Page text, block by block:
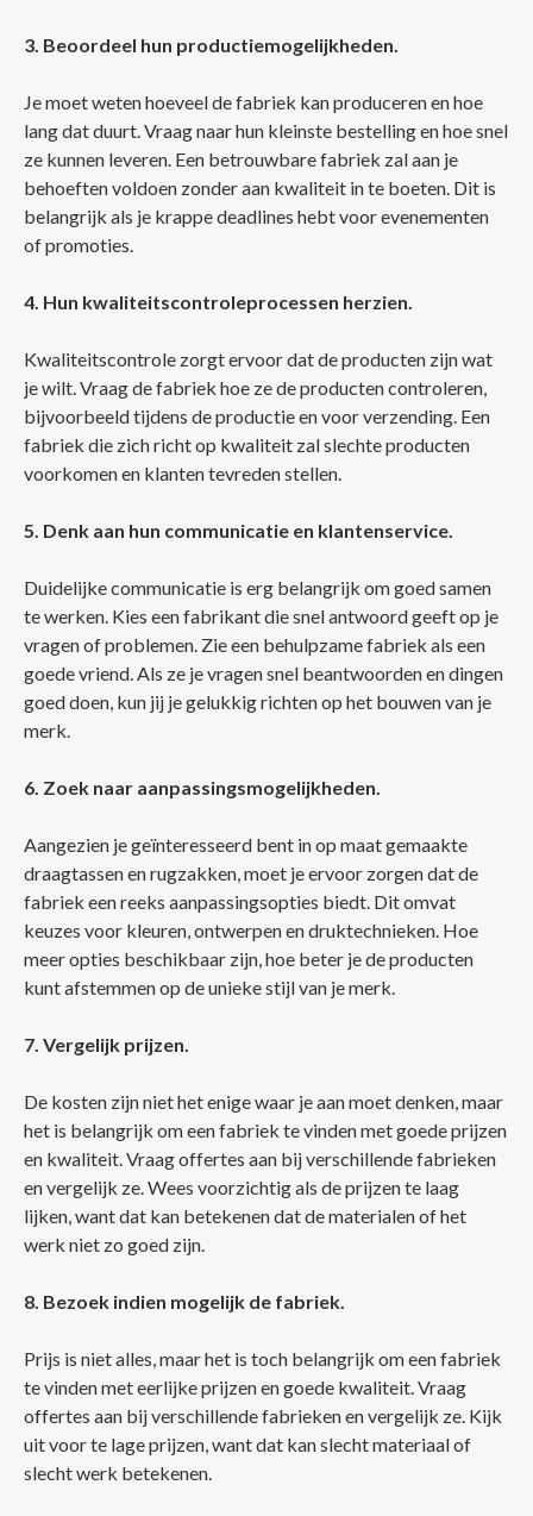
3. Beoordeel hun productiemogelijkheden.
Je moet weten hoeveel de fabriek kan produceren en hoe
lang dat duurt. Vraag naar hun kleinste bestelling en hoe snel
ze kunnen leveren. Een betrouwbare fabriek zal aan je
behoeften voldoen zonder aan kwaliteit in te boeten. Dit is
belangrijk als je krappe deadlines hebt voor evenementen
of promoties.
4. Hun kwaliteitscontroleprocessen herzien.
Kwaliteitscontrole zorgt ervoor dat de producten zijn wat
je wilt. Vraag de fabriek hoe ze de producten controleren,
bijvoorbeeld tijdens de productie en voor verzending. Een
fabriek die zich richt op kwaliteit zal slechte producten
voorkomen en klanten tevreden stellen.
5. Denk aan hun communicatie en klantenservice.
Duidelijke communicatie is erg belangrijk om goed samen
te werken. Kies een fabrikant die snel antwoord geeft op je
vragen of problemen. Zie een behulpzame fabriek als een
goede vriend. Als ze je vragen snel beantwoorden en dingen
goed doen, kun jij je gelukkig richten op het bouwen van je
merk.
6. Zoek naar aanpassingsmogelijkheden.
Aangezien je geïnteresseerd bent in op maat gemaakte
draagtassen en rugzakken, moet je ervoor zorgen dat de
fabriek een reeks aanpassingsopties biedt. Dit omvat
keuzes voor kleuren, ontwerpen en druktechnieken. Hoe
meer opties beschikbaar zijn, hoe beter je de producten
kunt afstemmen op de unieke stijl van je merk.
7. Vergelijk prijzen.
De kosten zijn niet het enige waar je aan moet denken, maar
het is belangrijk om een fabriek te vinden met goede prijzen
en kwaliteit. Vraag offertes aan bij verschillende fabrieken
en vergelijk ze. Wees voorzichtig als de prijzen te laag
lijken, want dat kan betekenen dat de materialen of het
werk niet zo goed zijn.
8. Bezoek indien mogelijk de fabriek.
Prijs is niet alles, maar het is toch belangrijk om een fabriek
te vinden met eerlijke prijzen en goede kwaliteit. Vraag
offertes aan bij verschillende fabrieken en vergelijk ze. Kijk
uit voor te lage prijzen, want dat kan slecht materiaal of
slecht werk betekenen.